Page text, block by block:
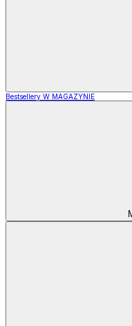
Bestsellery W MAGAZYNIE